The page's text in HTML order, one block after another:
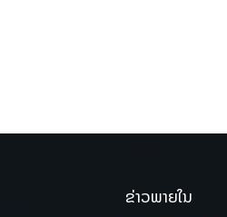
ຂ່າວພາຍໃນ